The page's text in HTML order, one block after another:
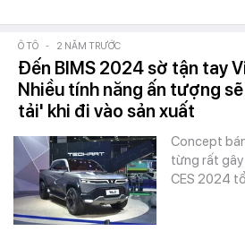
Ô TÔ - 2 NĂM TRƯỚC
Đến BIMS 2024 sờ tận tay
Nhiều tính năng ấn tượng
tải' khi đi vào sản xuất
Concept
từng rất gây
CES 2024